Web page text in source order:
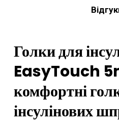
Голки для
EasyTouch
комфортні
інсулінових